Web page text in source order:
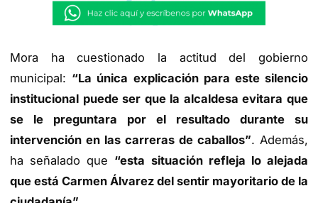
Mora ha cuestionado la actitud del gobierno
municipal: “La única explicación para este silencio
institucional puede ser que la alcaldesa evitara que
se le preguntara por el resultado durante su
intervención en las carreras de caballos”. Además,
ha señalado que “esta situación refleja lo alejada
que está Carmen Álvarez del sentir mayoritario de la